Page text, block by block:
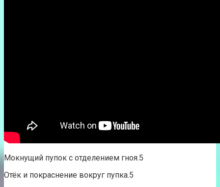
Мокнущий пупок с отделением гноя.5
Отёк и покраснение вокруг пупка.5